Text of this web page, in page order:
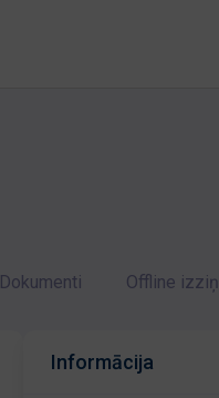
Dokumenti Offline
Informācija